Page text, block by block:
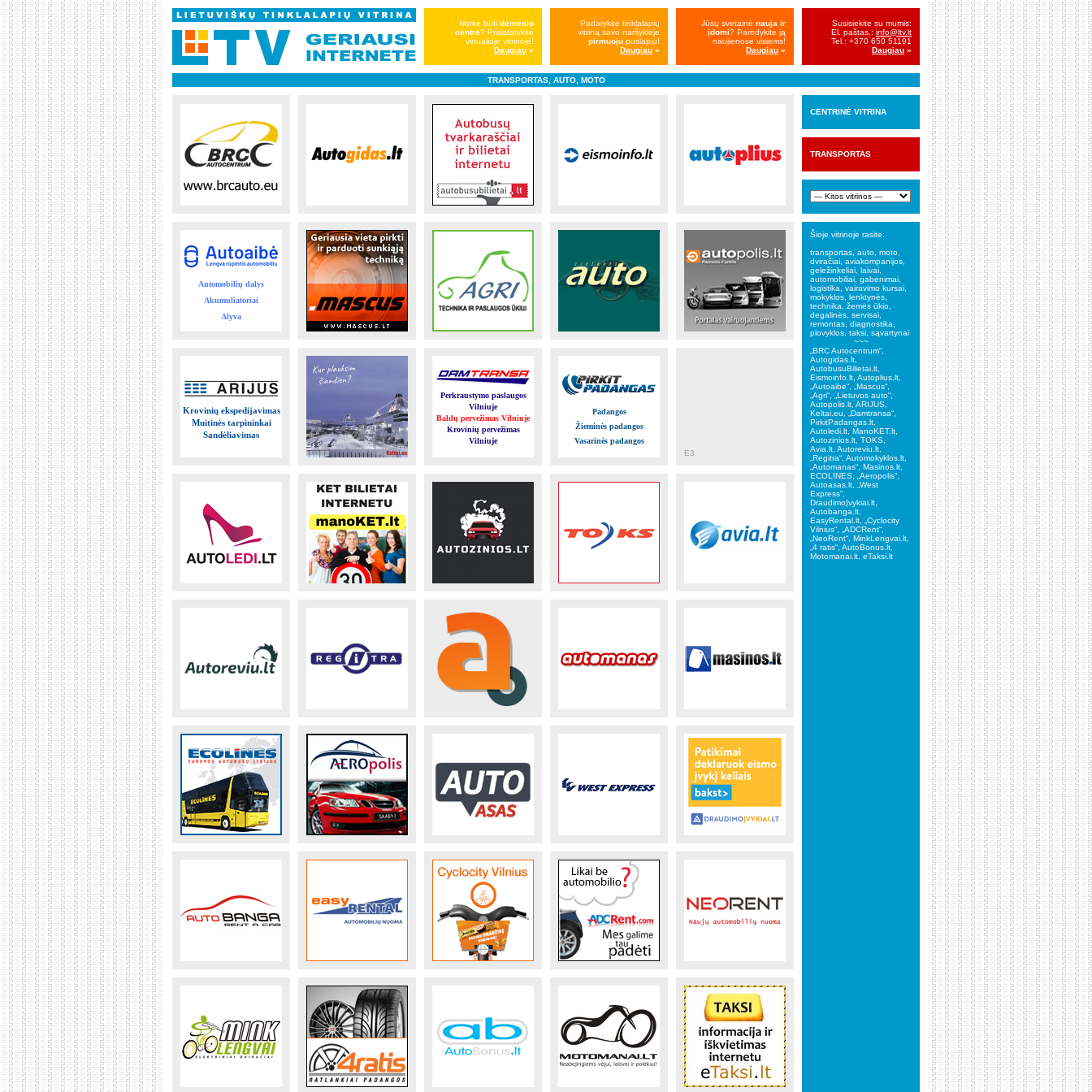
Norite būti dėmesio
centre? Prisistatykite
virtualioje vitrinoje!
Daugiau »
Padarykite tinklalapių
vitriną savo naršyklėje
pirmuoju puslapiu!
Daugiau »
Jūsų svetainė nauja ir
įdomi? Parodykite ją
naujienose visiems!
Daugiau »
Susisiekite su mumis:
El. paštas.: info@ltv.lt
Tel.: +370 650 51191
Daugiau »
TRANSPORTAS, AUTO, MOTO
CENTRINĖ VITRINA
TRANSPORTAS
Automobilių dalys
Akumuliatoriai
Alyva
Šioje vitrinoje rasite:
transportas, auto, moto,
dviračiai, aviakompanijos,
geležinkeliai, laivai,
automobiliai, gabenimai,
logistika, vairavimo kursai,
mokyklos, lenktynės,
technika, žemės ūkio,
degalinės, servisai,
remontas, diagnostika,
plovyklos, taksi, sąvartynai
~~~
„BRC Autocentrum“,
Autogidas.lt,
AutobusuBilietai.lt,
Eismoinfo.lt, Autoplius.lt,
„Autoaibė“, „Mascus“,
„Agri“, „Lietuvos auto“,
Autopolis.lt, ARIJUS,
Keltai.eu, „Damtransa“,
PirkitPadangas.lt,
Autoledi.lt, ManoKET.lt,
Autozinios.lt, TOKS,
Avia.lt, Autoreviu.lt,
„Regitra“, Automokyklos.lt,
„Automanas“, Masinos.lt,
ECOLINES, „Aeropolis“,
Autoasas.lt, „West
Express“,
DraudimoĮvykiai.lt,
Autobanga.lt,
EasyRental.lt, „Cyclocity
Vilnius“, „ADCRent“,
„NeoRent“, MinkLengvai.lt,
„4 ratis“, AutoBonus.lt,
Motomanai.lt, eTaksi.lt
Krovinių ekspedijavimas
Muitinės tarpininkai
Sandėliavimas
Perkraustymo paslaugos
Vilniuje
Baldų pervežimas Vilniuje
Krovinių pervežimas
Vilniuje
Padangos
Žieminės padangos
Vasarinės padangos
E3